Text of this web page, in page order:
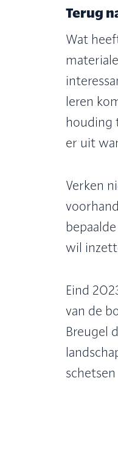
Terug
Wat
leren
houding
er uit
Verken
wil
Eind
van de
Breugel